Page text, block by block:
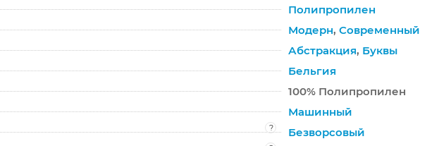
Полипропилен
Модерн, Современный
Абстракция, Буквы
Бельгия
100% Полипропилен
Машинный
?
Безворсовый